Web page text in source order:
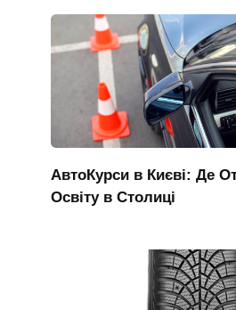
АвтоКурси в Києві: Де
Освіту в Столиці